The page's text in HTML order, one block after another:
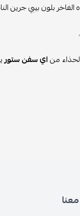
بلون بيبي جرين
مناي سفن ستور